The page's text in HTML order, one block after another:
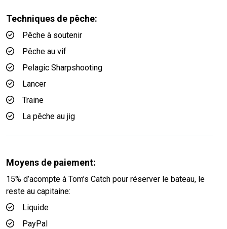
Techniques de pêche:
Pêche à soutenir
Pêche au vif
Pelagic Sharpshooting
Lancer
Traine
La pêche au jig
Moyens de paiement:
15% d’acompte à Tom’s Catch pour réserver le bateau, le
reste au capitaine:
Liquide
PayPal